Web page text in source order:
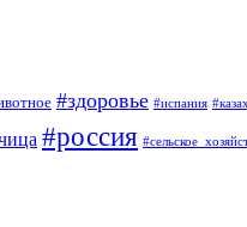
#здоровье #испания
#россия